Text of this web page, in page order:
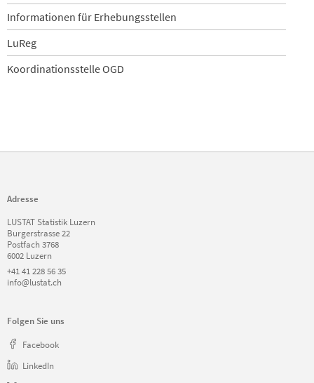
Informationen für Erhebungsstellen
LuReg
Koordinationsstelle OGD
Adresse
LUSTAT Statistik Luzern
Burgerstrasse 22
Postfach 3768
6002 Luzern
+41 41 228 56 35
info@lustat.ch
Folgen Sie uns
Facebook
LinkedIn